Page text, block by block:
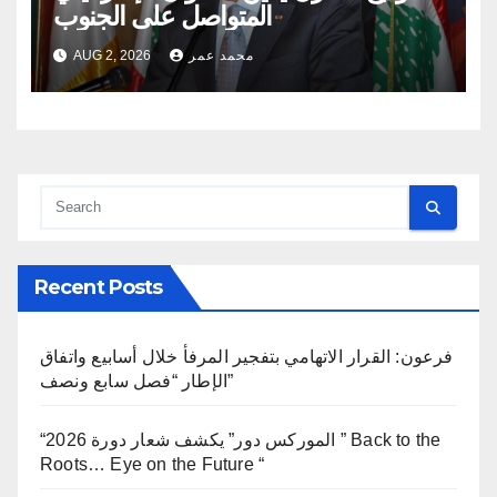
المتواصل على الجنوب
AUG 2, 2026 محمد عمر
Recent Posts
فرعون: القرار الاتهامي بتفجير المرفأ خلال أسابيع واتفاق
الإطار “فصل سابع ونصف”
“الموركس دور” يكشف شعار دورة 2026 ” Back to the
Roots… Eye on the Future “